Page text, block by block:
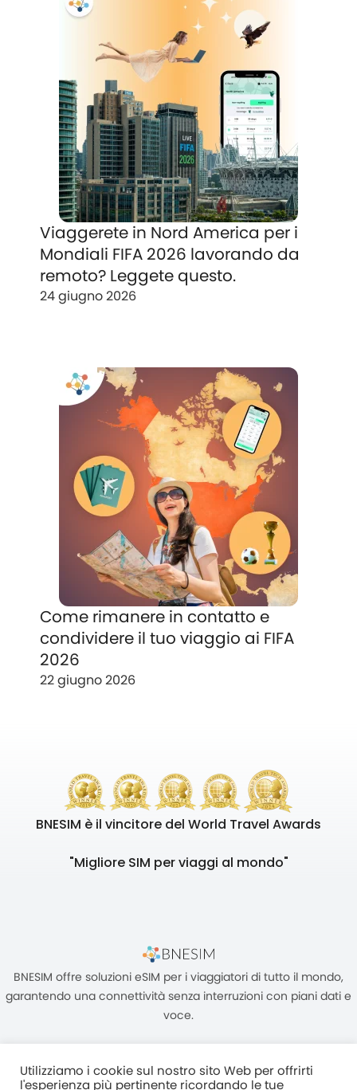
Viaggerete in Nord America per i
Mondiali FIFA 2026 lavorando da
remoto? Leggete questo.
24 giugno 2026
Come rimanere in contatto e
condividere il tuo viaggio ai FIFA
2026
22 giugno 2026
BNESIM è il vincitore del World Travel Awards
"Migliore SIM per viaggi al mondo"
BNESIM offre soluzioni eSIM per i viaggiatori di tutto il mondo,
garantendo una connettività senza interruzioni con piani dati e
voce.
Utilizziamo i cookie sul nostro sito Web per offrirti
l'esperienza più pertinente ricordando le tue